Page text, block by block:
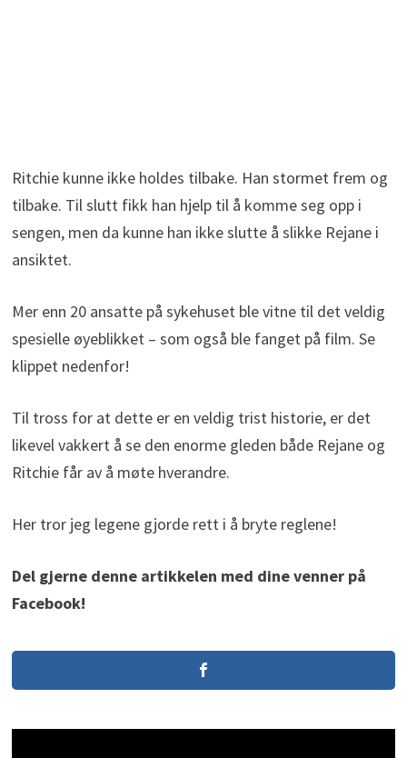
Ritchie kunne ikke holdes tilbake. Han stormet frem og
tilbake. Til slutt fikk han hjelp til å komme seg opp i
sengen, men da kunne han ikke slutte å slikke Rejane i
ansiktet.
Mer enn 20 ansatte på sykehuset ble vitne til det veldig
spesielle øyeblikket – som også ble fanget på film. Se
klippet nedenfor!
Til tross for at dette er en veldig trist historie, er det
likevel vakkert å se den enorme gleden både Rejane og
Ritchie får av å møte hverandre.
Her tror jeg legene gjorde rett i å bryte reglene!
Del gjerne denne artikkelen med dine venner på
Facebook!